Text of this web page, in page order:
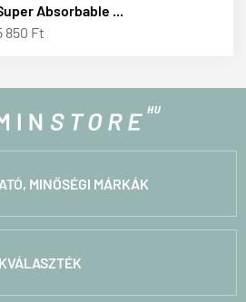
Absorbable ...
850 Ft
MINŐSÉGI MÁRKÁK